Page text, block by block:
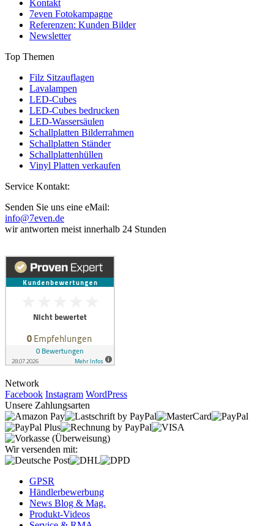
Kontakt
7even Fotokampagne
Referenzen: Kunden Bilder
Newsletter
Top Themen
Filz Sitzauflagen
Lavalampen
LED-Cubes
LED-Cubes bedrucken
LED-Wassersäulen
Schallplatten Bilderrahmen
Schallplatten Ständer
Schallplattenhüllen
Vinyl Platten verkaufen
Service Kontakt:
Senden Sie uns eine eMail:
info@7even.de
wir antworten meist innerhalb 24 Stunden
Network
Facebook Instagram WordPress
Unsere Zahlungsarten
Wir versenden mit:
GPSR
Händlerbewerbung
News Blog & Mag.
Produkt-Videos